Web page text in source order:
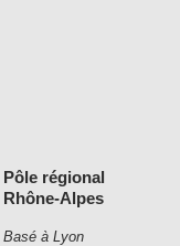
Pôle régional
Rhône-Alpes
Basé à Lyon